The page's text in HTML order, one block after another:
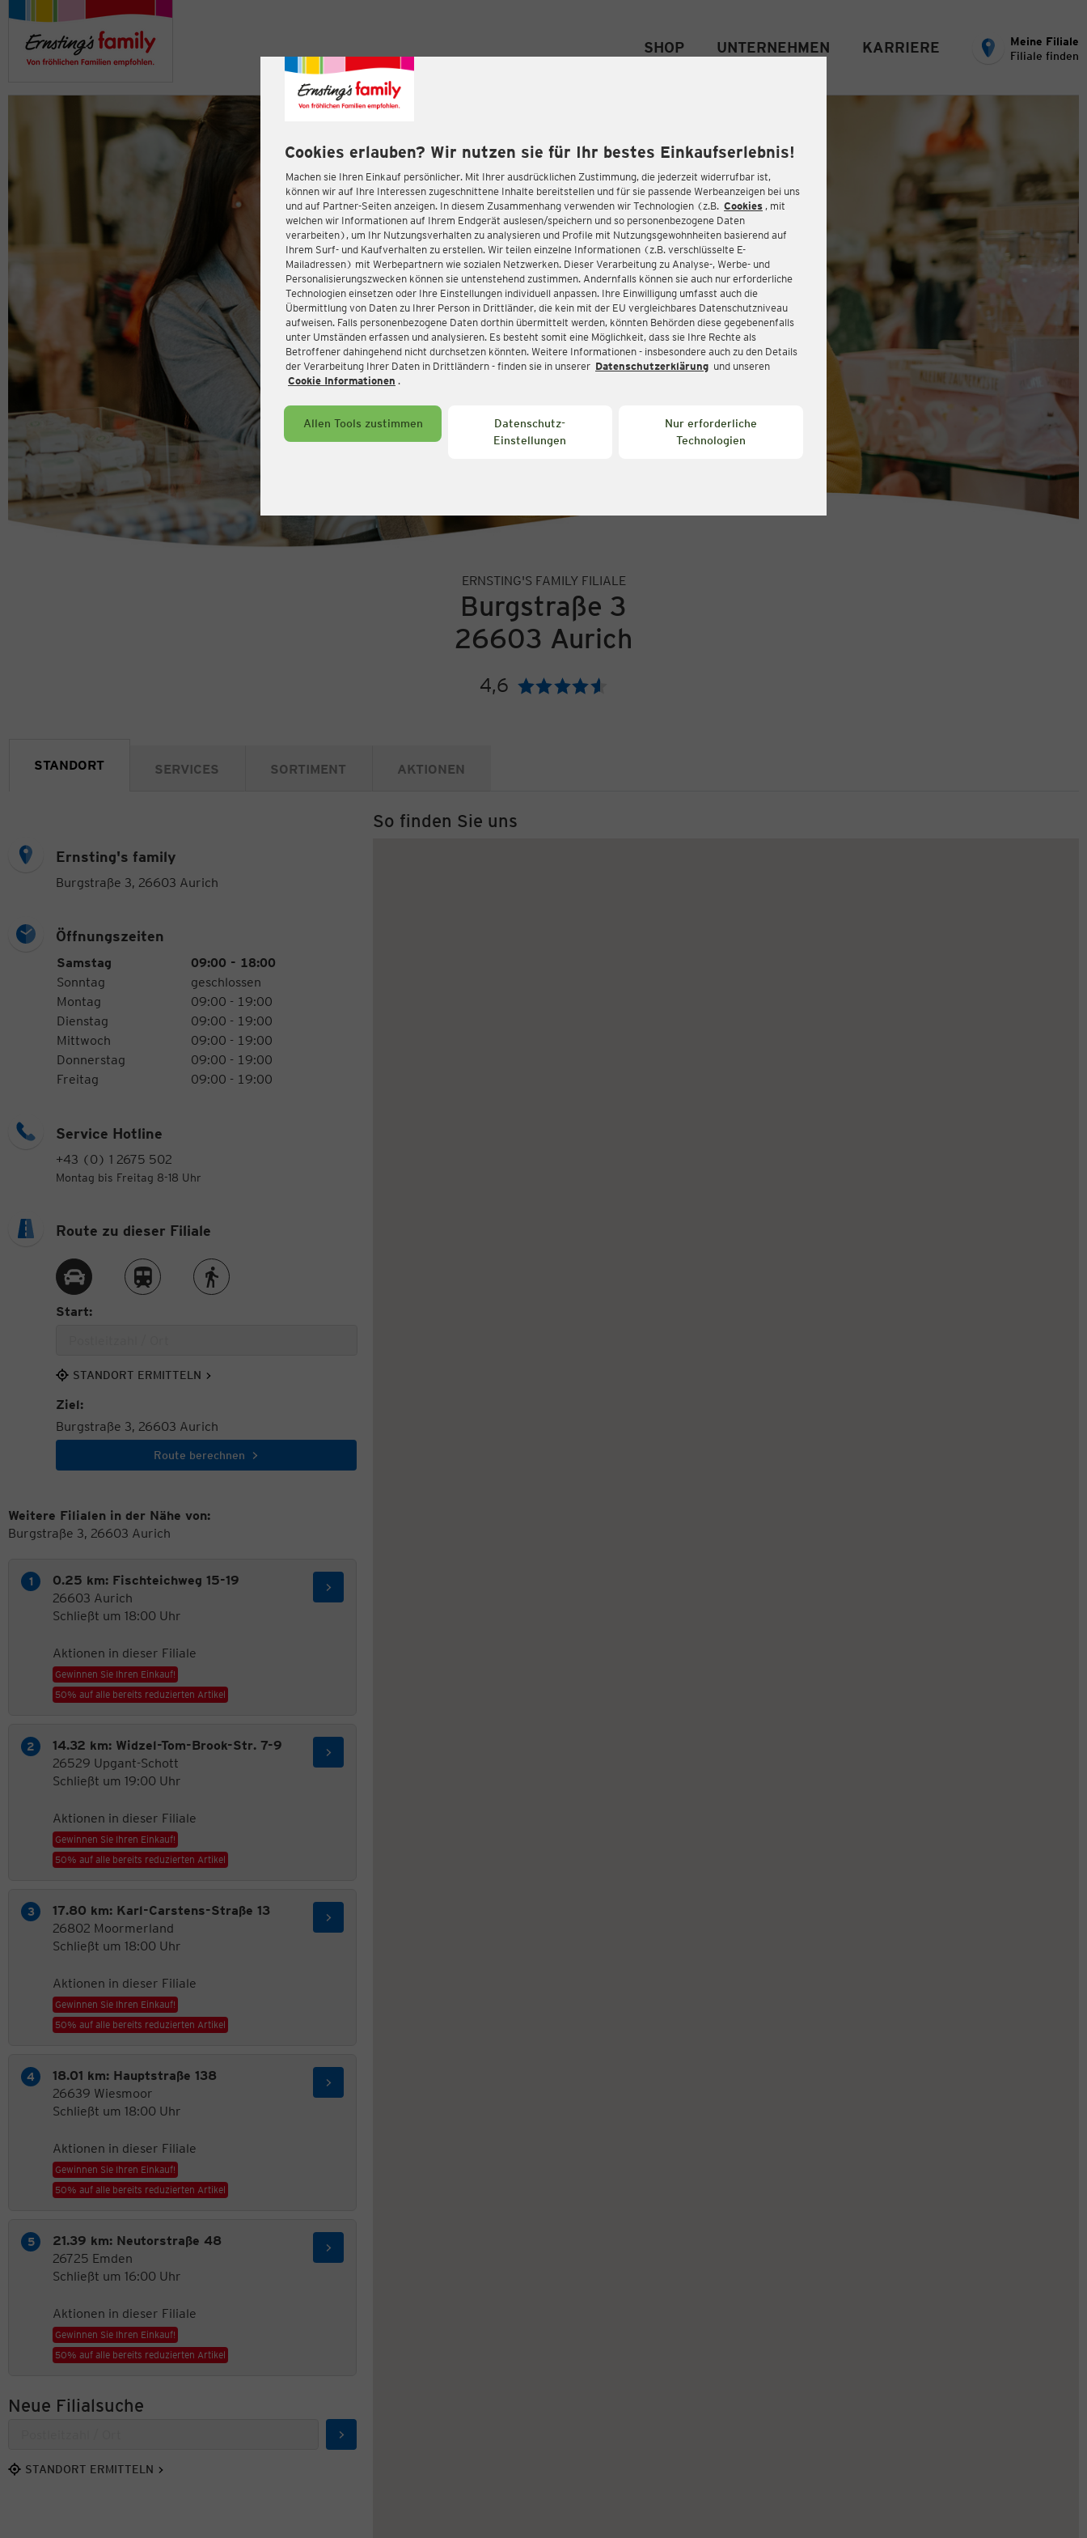
Cookies erlauben? Wir nutzen sie für Ihr bestes Einkaufserlebnis!
Machen sie Ihren Einkauf persönlicher. Mit Ihrer ausdrücklichen Zustimmung, die jederzeit widerrufbar ist,
können wir auf Ihre Interessen zugeschnittene Inhalte bereitstellen und für sie passende Werbeanzeigen bei uns
und auf Partner-Seiten anzeigen. In diesem Zusammenhang verwenden wir Technologien (z.B. Cookies , mit
welchen wir Informationen auf Ihrem Endgerät auslesen/speichern und so personenbezogene Daten
verarbeiten), um Ihr Nutzungsverhalten zu analysieren und Profile mit Nutzungsgewohnheiten basierend auf
Ihrem Surf- und Kaufverhalten zu erstellen. Wir teilen einzelne Informationen (z.B. verschlüsselte E-
Mailadressen) mit Werbepartnern wie sozialen Netzwerken. Dieser Verarbeitung zu Analyse-, Werbe- und
Personalisierungszwecken können sie untenstehend zustimmen. Andernfalls können sie auch nur erforderliche
Technologien einsetzen oder Ihre Einstellungen individuell anpassen. Ihre Einwilligung umfasst auch die
Übermittlung von Daten zu Ihrer Person in Drittländer, die kein mit der EU vergleichbares Datenschutzniveau
aufweisen. Falls personenbezogene Daten dorthin übermittelt werden, könnten Behörden diese gegebenenfalls
unter Umständen erfassen und analysieren. Es besteht somit eine Möglichkeit, dass sie Ihre Rechte als
Betroffener dahingehend nicht durchsetzen könnten. Weitere Informationen - insbesondere auch zu den Details
der Verarbeitung Ihrer Daten in Drittländern - finden sie in unserer Datenschutzerklärung und unseren
Cookie Informationen .
Allen Tools zustimmen
Datenschutz-
Einstellungen
Nur erforderliche
Technologien
SHOP UNTERNEHMEN KARRIERE
Meine Filiale
Filiale finden
ERNSTING'S FAMILY FILIALE
Burgstraße 3
26603 Aurich
4,6 Bewertung:
STANDORT SERVICES SORTIMENT AKTIONEN
Ernsting's family
Burgstraße 3, 26603 Aurich
Öffnungszeiten
Öffnungszeiten
Wochentag
Samstag
09:00 - 18:00
Sonntag
geschlossen
Montag
09:00 - 19:00
Dienstag
09:00 - 19:00
Mittwoch
09:00 - 19:00
Donnerstag
09:00 - 19:00
Freitag
09:00 - 19:00
Service Hotline
+43 (0) 1 2675 502
Montag bis Freitag 8-18 Uhr
So finden Sie uns
Route zu dieser Filiale
Route per AutoRoute per ZugRoute zu Fuß
Start:
STANDORT ERMITTELN
Ziel:
Burgstraße 3, 26603 Aurich
Route berechnen
Weitere Filialen in der Nähe von:
Burgstraße 3, 26603 Aurich
0.25 km: Fischteichweg 15-19
26603 Aurich
Schließt um 18:00 Uhr
Aktionen in dieser Filiale
Gewinnen Sie Ihren Einkauf!
50% auf alle bereits reduzierten Artikel
14.32 km: Widzel-Tom-Brook-Str. 7-9
26529 Upgant-Schott
Schließt um 19:00 Uhr
Aktionen in dieser Filiale
Gewinnen Sie Ihren Einkauf!
50% auf alle bereits reduzierten Artikel
17.80 km: Karl-Carstens-Straße 13
26802 Moormerland
Schließt um 18:00 Uhr
Aktionen in dieser Filiale
Gewinnen Sie Ihren Einkauf!
50% auf alle bereits reduzierten Artikel
18.01 km: Hauptstraße 138
26639 Wiesmoor
Schließt um 18:00 Uhr
Aktionen in dieser Filiale
Gewinnen Sie Ihren Einkauf!
50% auf alle bereits reduzierten Artikel
21.39 km: Neutorstraße 48
26725 Emden
Schließt um 16:00 Uhr
Aktionen in dieser Filiale
Gewinnen Sie Ihren Einkauf!
50% auf alle bereits reduzierten Artikel
Neue Filialsuche
Suchen
STANDORT ERMITTELN